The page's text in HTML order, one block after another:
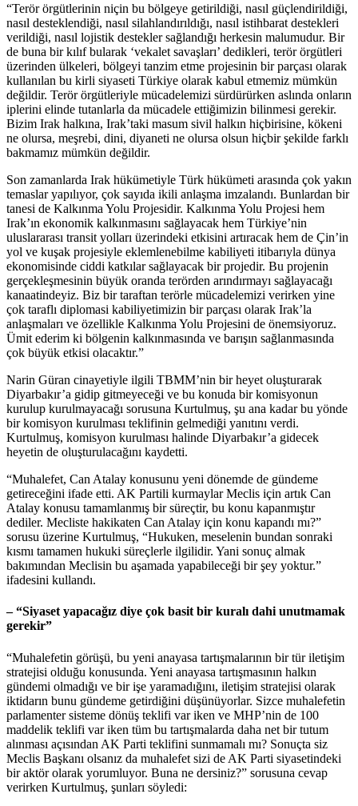
“Terör örgütlerinin niçin bu bölgeye getirildiği, nasıl güçlendirildiği,
nasıl desteklendiği, nasıl silahlandırıldığı, nasıl istihbarat destekleri
verildiği, nasıl lojistik destekler sağlandığı herkesin malumudur. Bir
de buna bir kılıf bularak ‘vekalet savaşları’ dedikleri, terör örgütleri
üzerinden ülkeleri, bölgeyi tanzim etme projesinin bir parçası olarak
kullanılan bu kirli siyaseti Türkiye olarak kabul etmemiz mümkün
değildir. Terör örgütleriyle mücadelemizi sürdürürken aslında onların
iplerini elinde tutanlarla da mücadele ettiğimizin bilinmesi gerekir.
Bizim Irak halkına, Irak’taki masum sivil halkın hiçbirisine, kökeni
ne olursa, meşrebi, dini, diyaneti ne olursa olsun hiçbir şekilde farklı
bakmamız mümkün değildir.
Son zamanlarda Irak hükümetiyle Türk hükümeti arasında çok yakın
temaslar yapılıyor, çok sayıda ikili anlaşma imzalandı. Bunlardan bir
tanesi de Kalkınma Yolu Projesidir. Kalkınma Yolu Projesi hem
Irak’ın ekonomik kalkınmasını sağlayacak hem Türkiye’nin
uluslararası transit yolları üzerindeki etkisini artıracak hem de Çin’in
yol ve kuşak projesiyle eklemlenebilme kabiliyeti itibarıyla dünya
ekonomisinde ciddi katkılar sağlayacak bir projedir. Bu projenin
gerçekleşmesinin büyük oranda terörden arındırmayı sağlayacağı
kanaatindeyiz. Biz bir taraftan terörle mücadelemizi verirken yine
çok taraflı diplomasi kabiliyetimizin bir parçası olarak Irak’la
anlaşmaları ve özellikle Kalkınma Yolu Projesini de önemsiyoruz.
Ümit ederim ki bölgenin kalkınmasında ve barışın sağlanmasında
çok büyük etkisi olacaktır.”
Narin Güran cinayetiyle ilgili TBMM’nin bir heyet oluşturarak
Diyarbakır’a gidip gitmeyeceği ve bu konuda bir komisyonun
kurulup kurulmayacağı sorusuna Kurtulmuş, şu ana kadar bu yönde
bir komisyon kurulması teklifinin gelmediği yanıtını verdi.
Kurtulmuş, komisyon kurulması halinde Diyarbakır’a gidecek
heyetin de oluşturulacağını kaydetti.
“Muhalefet, Can Atalay konusunu yeni dönemde de gündeme
getireceğini ifade etti. AK Partili kurmaylar Meclis için artık Can
Atalay konusu tamamlanmış bir süreçtir, bu konu kapanmıştır
dediler. Mecliste hakikaten Can Atalay için konu kapandı mı?”
sorusu üzerine Kurtulmuş, “Hukuken, meselenin bundan sonraki
kısmı tamamen hukuki süreçlerle ilgilidir. Yani sonuç almak
bakımından Meclisin bu aşamada yapabileceği bir şey yoktur.”
ifadesini kullandı.
– “Siyaset yapacağız diye çok basit bir kuralı dahi unutmamak
gerekir”
“Muhalefetin görüşü, bu yeni anayasa tartışmalarının bir tür iletişim
stratejisi olduğu konusunda. Yeni anayasa tartışmasının halkın
gündemi olmadığı ve bir işe yaramadığını, iletişim stratejisi olarak
iktidarın bunu gündeme getirdiğini düşünüyorlar. Sizce muhalefetin
parlamenter sisteme dönüş teklifi var iken ve MHP’nin de 100
maddelik teklifi var iken tüm bu tartışmalarda daha net bir tutum
alınması açısından AK Parti teklifini sunmamalı mı? Sonuçta siz
Meclis Başkanı olsanız da muhalefet sizi de AK Parti siyasetindeki
bir aktör olarak yorumluyor. Buna ne dersiniz?” sorusuna cevap
verirken Kurtulmuş, şunları söyledi: